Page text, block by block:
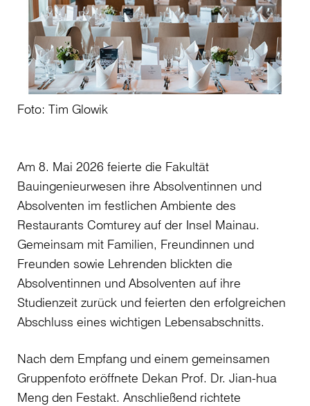
Foto: Tim Glowik
Am 8. Mai 2026 feierte die Fakultät
Bauingenieurwesen ihre Absolventinnen und
Absolventen im festlichen Ambiente des
Restaurants Comturey auf der Insel Mainau.
Gemeinsam mit Familien, Freundinnen und
Freunden sowie Lehrenden blickten die
Absolventinnen und Absolventen auf ihre
Studienzeit zurück und feierten den erfolgreichen
Abschluss eines wichtigen Lebensabschnitts.
Nach dem Empfang und einem gemeinsamen
Gruppenfoto eröffnete Dekan Prof. Dr. Jian-hua
Meng den Festakt. Anschließend richtete